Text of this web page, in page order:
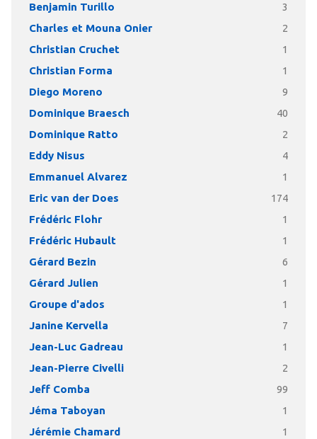
Benjamin Turillo 3
Charles et Mouna Onier 2
Christian Cruchet 1
Christian Forma 1
Diego Moreno 9
Dominique Braesch 40
Dominique Ratto 2
Eddy Nisus 4
Emmanuel Alvarez 1
Eric van der Does 174
Frédéric Flohr 1
Frédéric Hubault 1
Gérard Bezin 6
Gérard Julien 1
Groupe d'ados 1
Janine Kervella 7
Jean-Luc Gadreau 1
Jean-Pierre Civelli 2
Jeff Comba 99
Jéma Taboyan 1
Jérémie Chamard 1